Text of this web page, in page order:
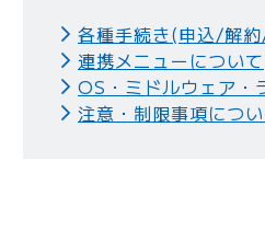
各種手続き(申込/解
連携メニューについて
OS・ミドルウェア・
注意・制限事項につ